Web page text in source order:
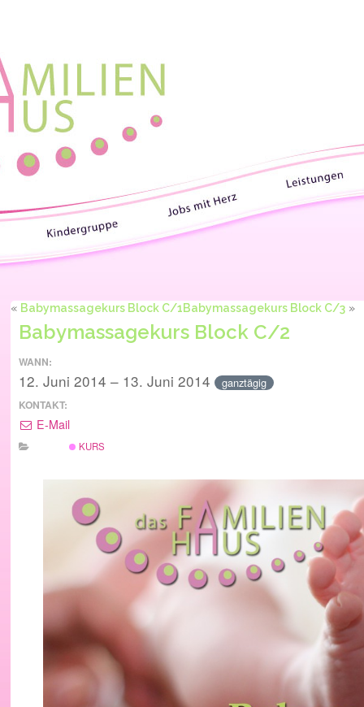
« Babymassagekurs Block C/1Babymassagekurs Block C/3 »
Babymassagekurs Block C/2
WANN:
12. Juni 2014 – 13. Juni 2014 ganztägig
KONTAKT:
E-Mail
KURS